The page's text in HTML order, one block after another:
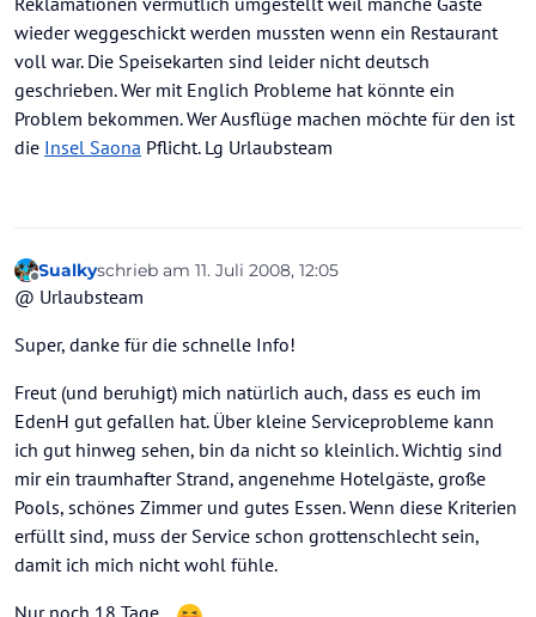
wieder weggeschickt werden mussten wenn ein Restaurant
voll war. Die Speisekarten sind leider nicht deutsch
geschrieben. Wer mit Englich Probleme hat könnte ein
Problem bekommen. Wer Ausflüge machen möchte für den ist
die Insel Saona Pflicht. Lg Urlaubsteam
Offline
Sualkyschrieb am 11. Juli 2008, 12:05
zuletzt editiert von
@ Urlaubsteam
Super, danke für die schnelle Info!
Freut (und beruhigt) mich natürlich auch, dass es euch im
EdenH gut gefallen hat. Über kleine Serviceprobleme kann
ich gut hinweg sehen, bin da nicht so kleinlich. Wichtig sind
mir ein traumhafter Strand, angenehme Hotelgäste, große
Pools, schönes Zimmer und gutes Essen. Wenn diese Kriterien
erfüllt sind, muss der Service schon grottenschlecht sein,
damit ich mich nicht wohl fühle.